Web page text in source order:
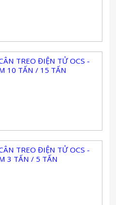
TREO ĐIỆN TỬ OCS -
10 TẤN / 15 TẤN
TREO ĐIỆN TỬ OCS -
3 TẤN / 5 TẤN